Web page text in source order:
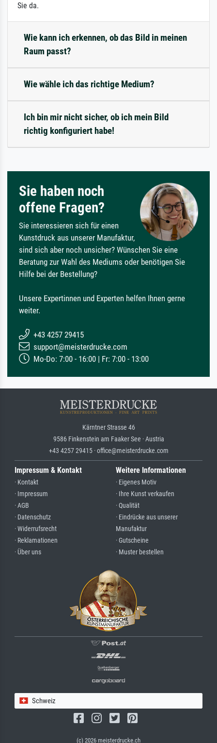
Sie da.
Wie kann ich erkennen, ob das Bild in meinen
Raum passt?
Wie wähle ich das richtige Medium?
Ich bin mir nicht sicher, ob ich mein Bild
richtig konfiguriert habe!
Sie haben noch
offene Fragen?
Sie interessieren sich für einen
Kunstdruck aus unserer Manufaktur,
sind sich aber noch unsicher? Wünschen Sie eine
Beratung zur Wahl des Mediums oder benötigen Sie
Hilfe bei der Bestellung?
Unsere Expertinnen und Experten helfen Ihnen gerne
weiter.
+43 4257 29415
support@meisterdrucke.com
Mo-Do: 7:00 - 16:00 | Fr: 7:00 - 13:00
Kärntner Strasse 46
9586 Finkenstein am Faaker See · Austria
+43 4257 29415 · office@meisterdrucke.com
Impressum & Kontakt
· Kontakt
· Impressum
· AGB
· Datenschutz
· Widerrufsrecht
· Reklamationen
· Über uns
Weitere Informationen
· Eigenes Motiv
· Ihre Kunst verkaufen
· Qualität
· Eindrücke aus unserer
Manufaktur
· Gutscheine
· Muster bestellen
Schweiz
(c) 2026 meisterdrucke.ch